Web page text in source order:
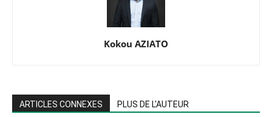
Kokou AZIATO
ARTICLES CONNEXES PLUS DE L'AUTEUR